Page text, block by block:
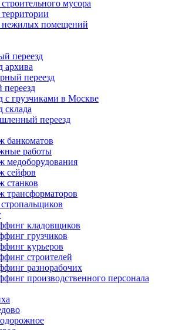
мусора
нежилых помещений
переезд
архива
переезд
с грузчиками в Москве
склада
переезд
банкоматов
работы
медоборудования
сейфов
станков
трансформаторов
кладовщиков
грузчиков
курьеров
строителей
разнорабочих
производственного персонала